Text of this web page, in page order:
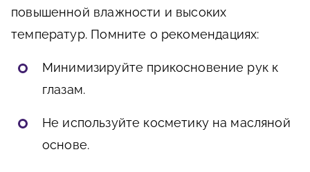
повышенной влажности и высоких
температур. Помните о рекомендациях:
Минимизируйте прикосновение рук к
глазам.
Не используйте косметику на масляной
основе.